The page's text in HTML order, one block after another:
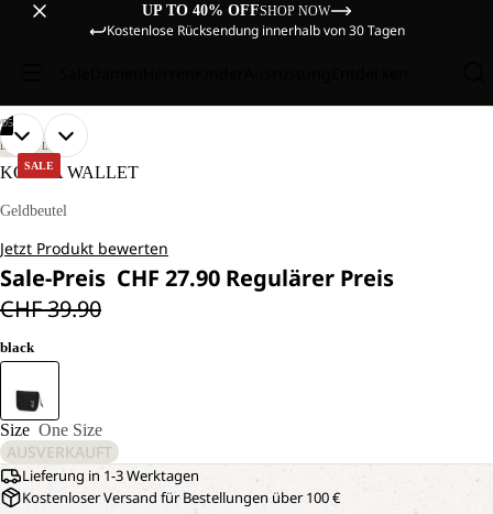
UP TO 40% OFFSHOP NOW
Kostenlose Rücksendung innerhalb von 30 Tagen
SALE
05
BILD
IM
ÖFFNEN
BILD
IM
ÖFFNEN
BILD
IM
ÖFFNEN
BILD
IM
ÖFFNEN
BILD
IM
ÖFFNEN
LIFESTYLE
KONYA WALLET
Geldbeutel
Jetzt Produkt bewerten
Sale-Preis CHF 27.90 Regulärer Preis
CHF 39.90
black
Size One Size
AUSVERKAUFT
Lieferung in 1-3 Werktagen
Kostenloser Versand für Bestellungen über 100 €